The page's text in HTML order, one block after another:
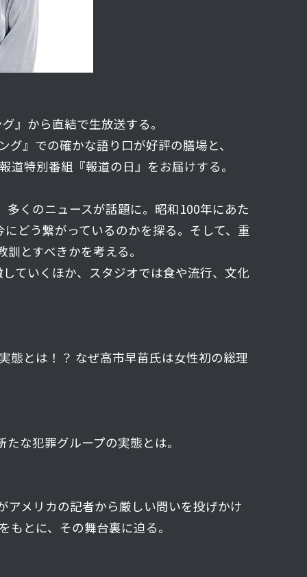
』から直結で生放送する。
』での確かな語り口が好評の膳場と、
特別番組『報道の日』をお届けする。
くのニュースが話題に。昭和100年にあた
どう繋がっているのかを探る。そして、重
とすべきかを考える。
ていくほか、スタジオでは食や流行、文化
態とは！？ なぜ高市早苗氏は女性初の総理
な犯罪グループの実態とは。
メリカの記者から厳しい問いを投げかけ
とに、その舞台裏に迫る。